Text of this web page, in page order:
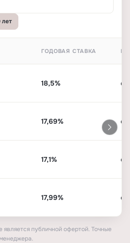
лет
ГОДОВАЯ СТАВКА
18,5%
17,69%
17,1%
17,99%
является публичной офертой. Точные